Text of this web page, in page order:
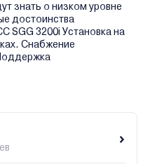
знать о низком уровне
достоинства
SGG 3200i Установка на
Снабжение